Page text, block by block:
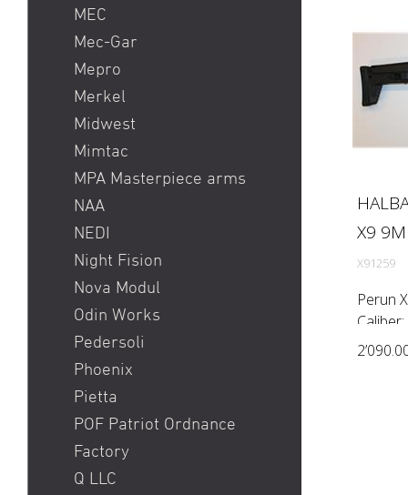
MEC
Mec-Gar
Mepro
Merkel
Midwest
Mimtac
MPA Masterpiece arms
NAA
NEDI
Night Fision
Nova Modul
Odin Works
Pedersoli
Phoenix
Pietta
POF Patriot Ordnance
Factory
Q LLC
X9
X91259
Perun
(Twist